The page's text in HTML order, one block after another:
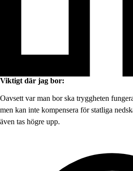
Viktigt där jag bor:
Oavsett var man bor ska tryggheten
men kan inte kompensera för statliga
även tas högre upp.